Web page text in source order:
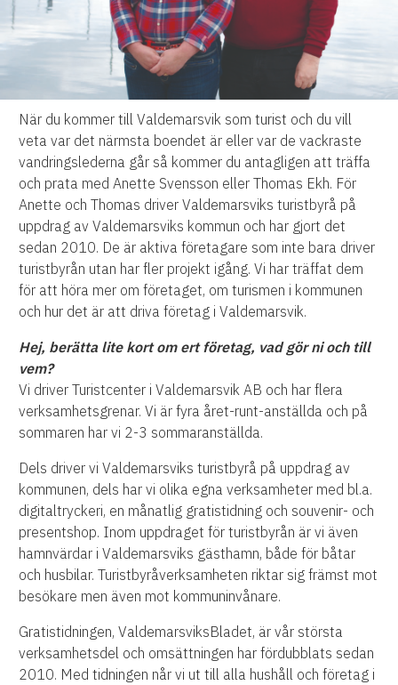
När du kommer till Valdemarsvik som turist och du vill
veta var det närmsta boendet är eller var de vackraste
vandringslederna går så kommer du antagligen att träffa
och prata med Anette Svensson eller Thomas Ekh. För
Anette och Thomas driver Valdemarsviks turistbyrå på
uppdrag av Valdemarsviks kommun och har gjort det
sedan 2010. De är aktiva företagare som inte bara driver
turistbyrån utan har fler projekt igång. Vi har träffat dem
för att höra mer om företaget, om turismen i kommunen
och hur det är att driva företag i Valdemarsvik.
Hej, berätta lite kort om ert företag, vad gör ni och till
vem?
Vi driver Turistcenter i Valdemarsvik AB och har flera
verksamhetsgrenar. Vi är fyra året-runt-anställda och på
sommaren har vi 2-3 sommaranställda.
Dels driver vi Valdemarsviks turistbyrå på uppdrag av
kommunen, dels har vi olika egna verksamheter med bl.a.
digitaltryckeri, en månatlig gratistidning och souvenir- och
presentshop. Inom uppdraget för turistbyrån är vi även
hamnvärdar i Valdemarsviks gästhamn, både för båtar
och husbilar. Turistbyråverksamheten riktar sig främst mot
besökare men även mot kommuninvånare.
Gratistidningen, ValdemarsviksBladet, är vår största
verksamhetsdel och omsättningen har fördubblats sedan
2010. Med tidningen når vi ut till alla hushåll och företag i